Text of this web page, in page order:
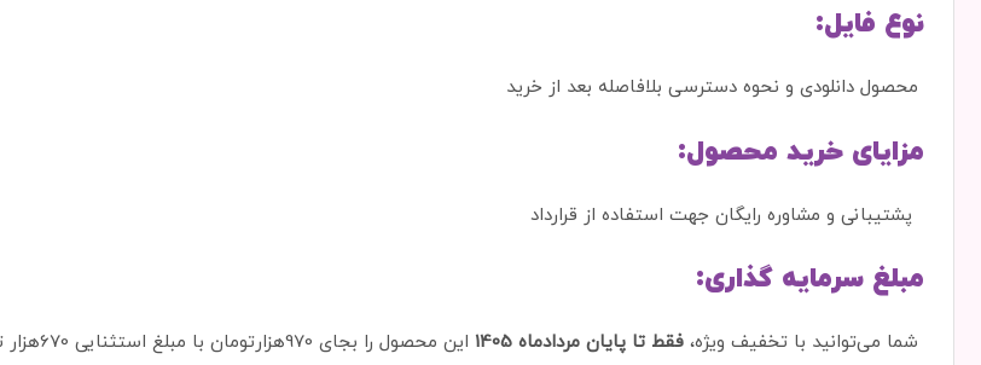
نوع فایل:
محصول دانلودی و نحوه دسترسی بلافاصله بعد از خرید
مزایای خرید محصول:
پشتیبانی و مشاوره رایگان جهت استفاده از قرارداد
مبلغ سرمایه گذاری:
شما می‌توانید با تخفیف ویژه، فقط تا پایان مردادماه 1405 این محصول را بجای 970هزارتومان با مبلغ استثنایی 670هزار تومان تهیه کنید!